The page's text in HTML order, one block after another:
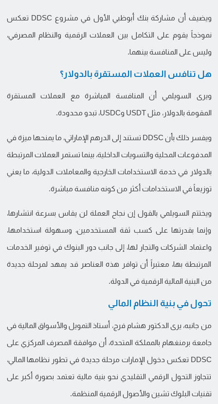
ويضيف أن مشاركة بنك أبوظبي الأول في مشروع DDSC تعكس
نموذجاً يقوم على التكامل بين العملات الرقمية والنظام المصرفي،
وليس على المنافسة بينهما.
هل تنافس العملات المستقرة بالدولار؟
ويرى السويلمي أن المنافسة المباشرة مع العملات المستقرة
المقومة بالدولار، مثل USDT وUSDC، تبدو محدودة.
ويفسر ذلك بأن DDSC تستند إلى الدرهم الإماراتي، ما يمنحها ميزة في
المدفوعات المحلية والتسويات الداخلية، بينما تستمر العملات المرتبطة
بالدولار في خدمة الاستخدامات الخارجية والمعاملات الدولية، ما يعني
توزيعاً في الاستخدامات أكثر من كونه منافسة مباشرة.
ويختتم السويلمي بالقول إن نجاح العملة لن يقاس بسرعة انتشارها،
وإنما بقدرتها على كسب ثقة المستخدمين، وسهولة استخدامها،
واعتماد الشركات والتجار لها، إلى جانب دور البنوك في توفير الخدمات
المرتبطة بها، معتبراً أن توافر هذه العناصر قد يمهد لمرحلة جديدة
من البنية المالية الرقمية في الدولة.
تحول في بنية النظام المالي
من جانبه، يرى الدكتور هشام فرج، أستاذ التمويل والأسواق المالية في
جامعة برمنغهام بالمملكة المتحدة، أن موافقة المصرف المركزي على
DDSC تعكس دخول الإمارات مرحلة جديدة في تطور نظامها المالي،
تتجاوز التحول الرقمي التقليدي نحو بنية مالية تعتمد بصورة أكبر على
تقنيات البلوك تشين والأصول الرقمية المنظمة.